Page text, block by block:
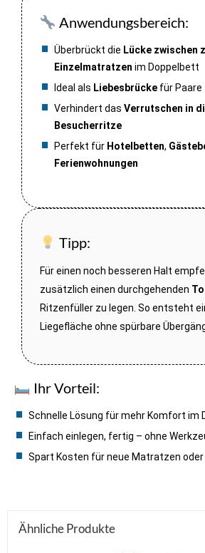
Anwendungsbereich:
Überbrückt die Lücke zwischen
Einzelmatratzen im Doppelbett
Ideal als Liebesbrücke für Paare
Verhindert das Verrutschen in
Besucherritze
Perfekt für Hotelbetten,
Ferienwohnungen
Tipp:
Für einen noch besseren Halt
zusätzlich einen durchgehenden
Ritzenfüller zu legen. So entsteht
Liegefläche ohne spürbare
Ihr Vorteil:
Schnelle Lösung für mehr Komfort im
Einfach einlegen, fertig – ohne
Spart Kosten für neue Matratzen
Ähnliche Produkte